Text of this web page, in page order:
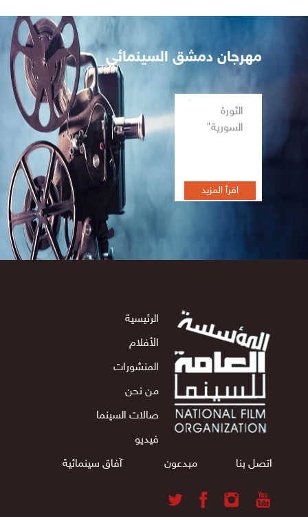
مهرجان دمشق السينمائي
تظاهرة أفلام
الثورة
السورية"
اقرأ المزيد
الرئيسية
الأفلام
المنشورات
من نحن
صالات السينما
فيديو
اتصل بنا
مبدعون آفاق سينمائية